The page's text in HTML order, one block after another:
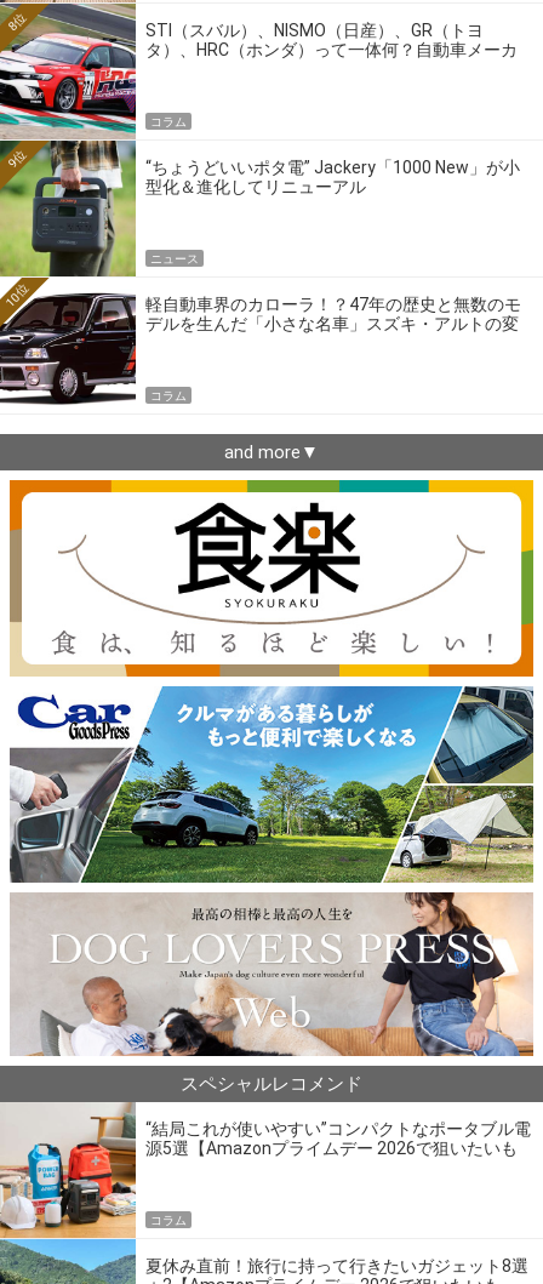
STI（スバル）、NISMO（日産）、GR（トヨ
タ）、HRC（ホンダ）って一体何？自動車メーカ
8位
コラム
“ちょうどいいポタ電” Jackery「1000 New」が小
型化＆進化してリニューアル
9位
ニュース
軽自動車界のカローラ！？47年の歴史と無数のモ
デルを生んだ「小さな名車」スズキ・アルトの変
10位
コラム
and more▼
スペシャルレコメンド
“結局これが使いやすい”コンパクトなポータブル電
源5選【Amazonプライムデー 2026で狙いたいも
コラム
夏休み直前！旅行に持って行きたいガジェット8選